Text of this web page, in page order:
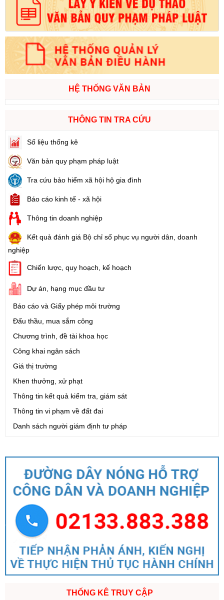
HỆ THỐNG VĂN BẢN
THÔNG TIN TRA CỨU
Số liệu thống kê
Văn bản quy phạm pháp luật
Tra cứu bảo hiểm xã hội hộ gia đình
Báo cáo kinh tế - xã hội
Thông tin doanh nghiệp
Kết quả đánh giá Bộ chỉ số phục vụ người dân, doanh
nghiệp
Chiến lược, quy hoạch, kế hoạch
Dự án, hạng mục đầu tư
Báo cáo và Giấy phép môi trường
Đấu thầu, mua sắm công
Chương trình, đề tài khoa học
Công khai ngân sách
Giá thị trường
Khen thưởng, xử phạt
Thông tin kết quả kiểm tra, giám sát
Thông tin vi phạm về đất đai
Danh sách người giám định tư pháp
THỐNG KÊ TRUY CẬP